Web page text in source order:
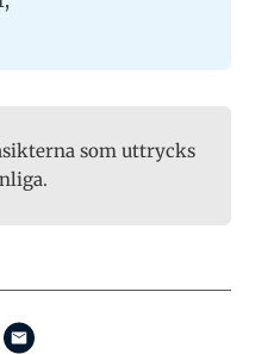
som uttrycks